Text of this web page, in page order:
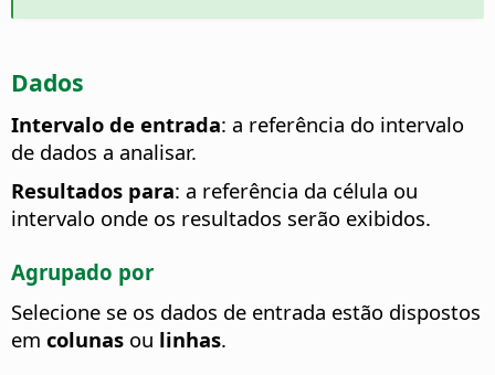
Dados
Intervalo de entrada: a referência do intervalo
de dados a analisar.
Resultados para: a referência da célula ou
intervalo onde os resultados serão exibidos.
Agrupado por
Selecione se os dados de entrada estão dispostos
em colunas ou linhas.